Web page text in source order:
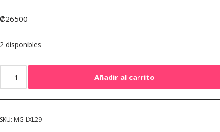
₡26500
2 disponibles
Añadir al carrito
SKU: MG-LXL29